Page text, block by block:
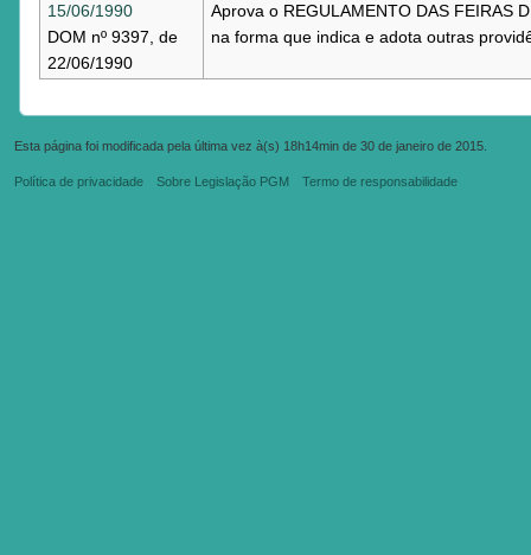
15/06/1990
DOM nº 9397, de
22/06/1990
Aprova o REGULAMENTO DAS FEIRAS
na forma que indica e adota outras
Esta página foi modificada pela última vez à(s) 18h14min de 30 de janeiro de 2015.
Política de privacidade Sobre Legislação PGM Termo de responsabilidade